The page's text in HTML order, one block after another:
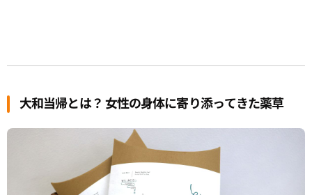
大和当帰とは？ 女性の身体に寄り添ってきた薬草